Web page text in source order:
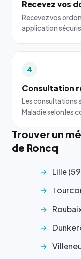
Recevez vos
Recevez vos
application
4
Consultation
Les consultations
Maladie selon les
Trouver un
de Roncq
Lille